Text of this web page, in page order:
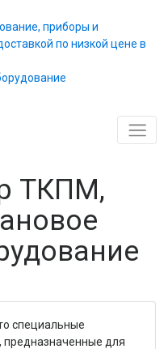
приборы и
по низкой цене в
ТКПМ,
специальные
предназначенные для